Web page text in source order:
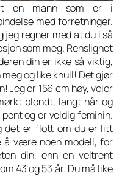
en mann som er i
med forretninger.
regner med at du i så
som meg. Renslighet
din er ikke så viktig,
og like knull! Det gjør
Jeg er 156 cm høy, veier
blondt, langt hår og
og er veldig feminin.
det er flott om du er litt
å være noen modell, for
din, enn en veltrent
43 og 53 år. Du må like